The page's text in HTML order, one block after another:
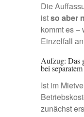
Die
istso aber
kommt es –
Einzelfall
Aufzug: Das
bei
Ist im
zunächst